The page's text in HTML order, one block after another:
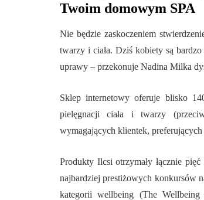
Twoim domowym SPA
Nie będzie zaskoczeniem
twarzy i ciała. Dziś kobiety są
uprawy – przekonuje Nadina Milka
Sklep internetowy oferuje blisko
pielęgnacji ciała i twarzy
wymagających klientek,
Produkty Ilcsi otrzymały łącznie
najbardziej prestiżowych konkursów
kategorii wellbeing (The